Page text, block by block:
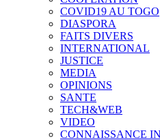
COVID19 AU TOGO
DIASPORA
FAITS DIVERS
INTERNATIONAL
JUSTICE
MEDIA
OPINIONS
SANTE
TECH&WEB
VIDEO
CONNAISSANCE